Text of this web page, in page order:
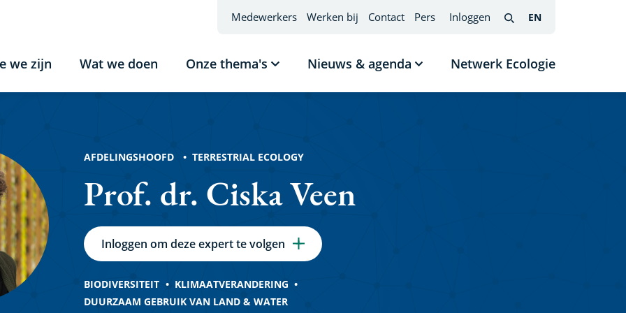
we zijn Wat we doen Onze thema's
Submenu
Nieuws & agenda
Submenu
Netwerk Ecologie
Medewerkers Werken bij Contact Pers Inloggen
Search
EN
Prof. dr. Ciska Veen
Inloggen om deze expert te volgen
AFDELINGSHOOFD TERRESTRIAL ECOLOGY
BIODIVERSITEIT
KLIMAATVERANDERING
DUURZAAM GEBRUIK VAN LAND & WATER